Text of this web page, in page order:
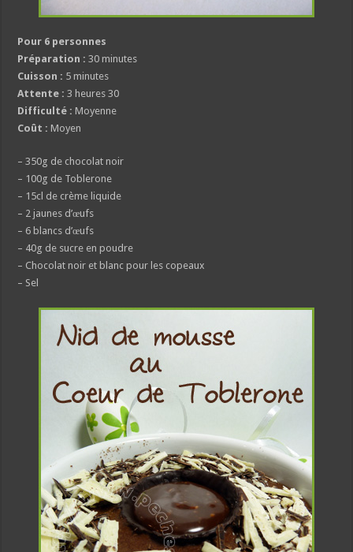
Pour 6 personnes
Préparation : 30 minutes
Cuisson : 5 minutes
Attente :3 heures 30
Difficulté : Moyenne
Coût : Moyen
– 350g de chocolat noir
– 100g de Toblerone
– 15cl de crème liquide
– 2 jaunes d’œufs
– 6 blancs d’œufs
– 40g de sucre en poudre
– Chocolat noir et blanc pour les copeaux
– Sel